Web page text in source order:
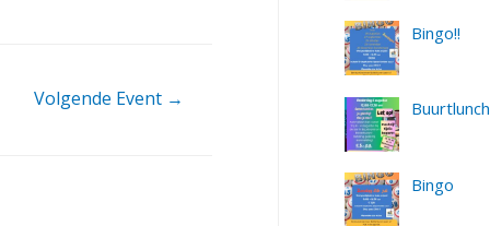
Volgende Event →
Bingo!!
Buurtlunch
Bingo